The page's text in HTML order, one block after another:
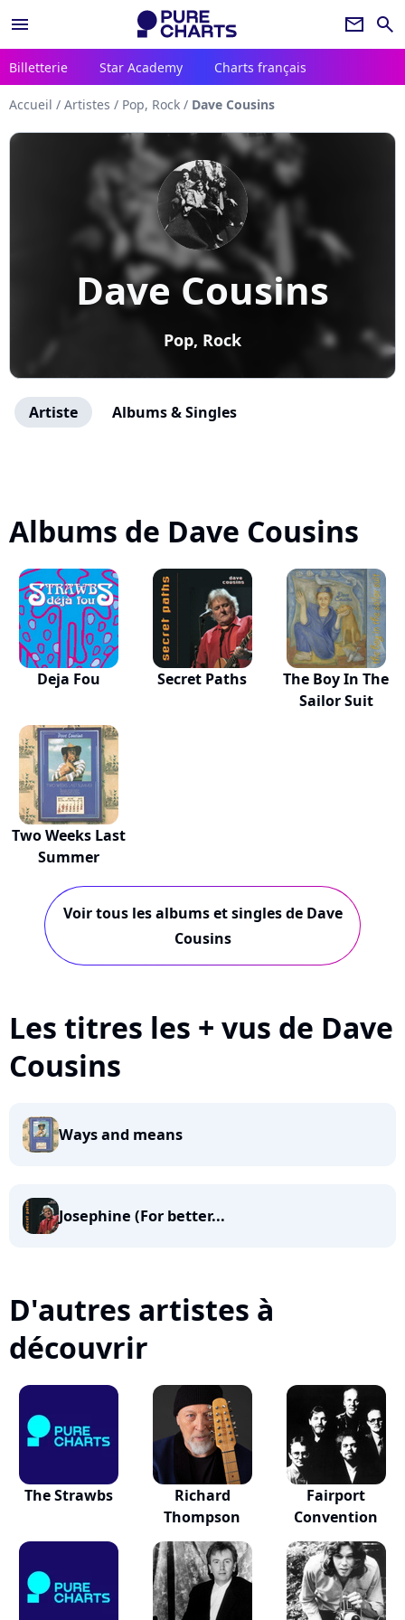
menu newsletter search
Billetterie Star Academy Charts français
Accueil / Artistes / Pop, Rock / Dave Cousins
Dave Cousins
Pop, Rock
Artiste Albums & Singles
Albums de Dave Cousins
Deja Fou Secret Paths
The Boy In The
Sailor Suit
Two Weeks Last
Summer
Voir tous les albums et singles de Dave
Cousins
Les titres les + vus de Dave
Cousins
Ways and means
Josephine (For better...
D'autres artistes à
découvrir
The Strawbs
Richard
Thompson
Fairport
Convention